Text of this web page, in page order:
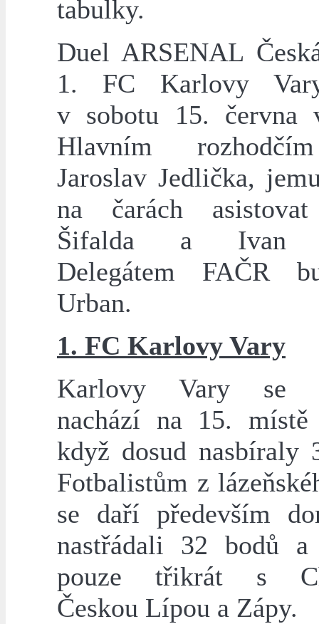
tabulky.
Duel ARSENAL
1. FC Karlovy
v sobotu 15. června
Hlavním
Jaroslav Jedlička,
na čarách
Šifalda a Ivan
Delegátem FAČR
Urban.
1. FC Karlovy Vary
Karlovy Vary se
nachází na 15. místě
když dosud nasbíraly
Fotbalistům z
se daří především
nastřádali 32 bodů a
pouze třikrát s
Českou Lípou a Zápy.